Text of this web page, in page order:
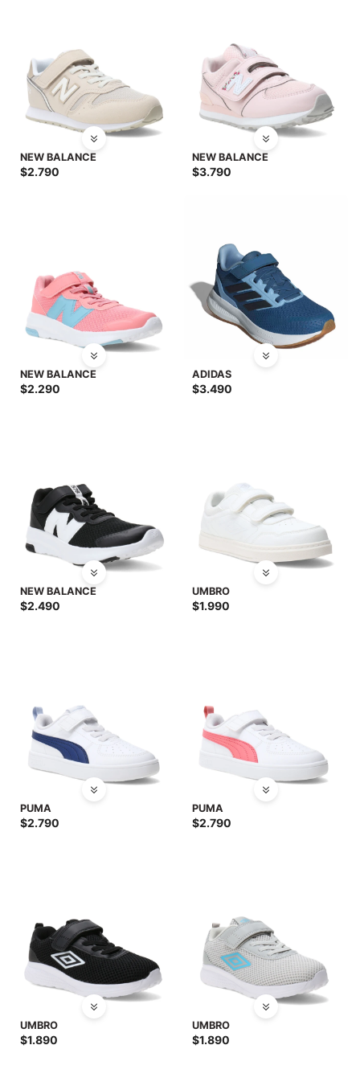
NEW BALANCE
$2.790
NEW BALANCE
$3.790
NEW BALANCE
$2.290
ADIDAS
$3.490
NEW BALANCE
$2.490
UMBRO
$1.990
PUMA
$2.790
PUMA
$2.790
UMBRO
$1.890
UMBRO
$1.890